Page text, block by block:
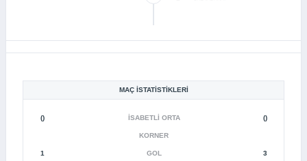
MAÇ İSTATISTIKLERI
() İSABETLI ORTA ()
KORNER
1 GOL 3